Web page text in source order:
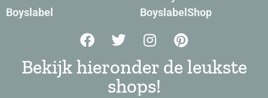
Boyslabel
BoyslabelShop
Bekijk hieronder de leukste
shops!